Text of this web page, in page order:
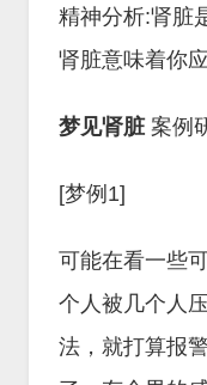
精神分析:肾脏
肾脏意味着你
梦见肾脏 案例
[梦例1]
可能在看一些
个人被几个人
法，就打算报